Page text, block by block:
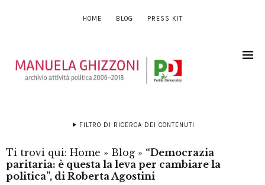
HOME BLOG PRESS KIT
FILTRO DI RICERCA DEI CONTENUTI
Ti trovi qui: Home » Blog » “Democrazia
paritaria: è questa la leva per cambiare la
politica”, di Roberta Agostini